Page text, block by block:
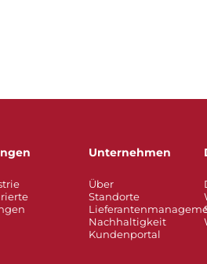
Unternehmen
Über
Standorte
Nachhaltigkeit
Kundenportal